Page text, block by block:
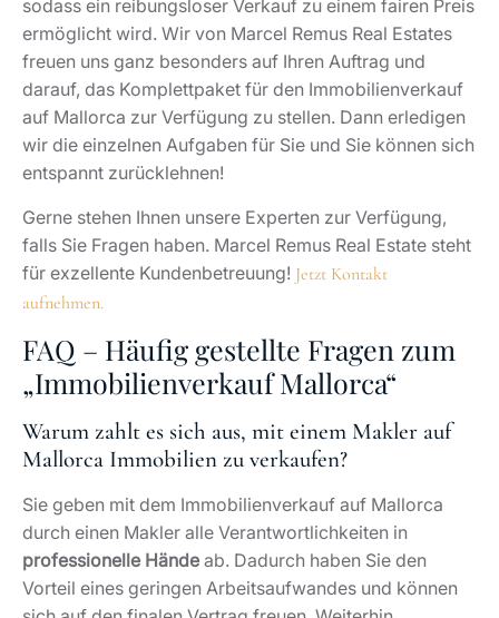
Warum zahlt es sich aus, mit einem Makler auf
Mallorca Immobilien zu verkaufen?
Sie geben mit dem Immobilienverkauf auf Mallorca
durch einen Makler alle Verantwortlichkeiten in
professionelle Händeab. Dadurch haben Sie den
Vorteil eines geringen Arbeitsaufwandes und können
profitieren Sie von der Expertise und Marktkenntnis
des Maklers. Dieser weiß genau, zu welchem Zeitpunkt
ein Immobilienverkauf auf Mallorca besonders
lohnenswert ist und wann ein wenig Geduld zu einem
voraussichtlich höheren Preis führen könnte. Er kennt
Angebot, Nachfrage und Trend der Immobilienpreise.
Zudem kann er gezielt Käufergruppen ermitteln und
die Vermarktung Ihres Angebots darauf abstimmen.
Außerdem verfügt er mit seinem Team über die
Immobilien verkaufen können und nicht an der
Sprachbarriere scheitern. Selbst, wenn Sie nicht
persönlich vor Ort sein können, ist so ein entspannter
Immobilienverkauf auf Mallorca möglich.